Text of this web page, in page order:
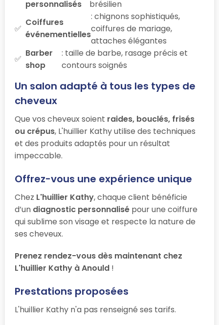
personnalisés
brésilien
Coiffures
événementielles
: chignons sophistiqués,
coiffures de mariage,
attaches élégantes
Barber
shop
: taille de barbe, rasage précis et
contours soignés
Un salon adapté à tous les types de
cheveux
Que vos cheveux soient raides, bouclés, frisés
ou crépus, L'huillier Kathy utilise des techniques
et des produits adaptés pour un résultat
impeccable.
Offrez-vous une expérience unique
Chez L'huillier Kathy, chaque client bénéficie
d’un diagnostic personnalisé pour une coiffure
qui sublime son visage et respecte la nature de
ses cheveux.
Prenez rendez-vous dès maintenant chez
L'huillier Kathy à Anould !
Prestations proposées
L'huillier Kathy n'a pas renseigné ses tarifs.